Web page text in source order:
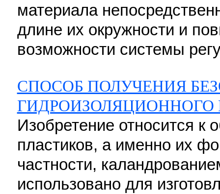
материала
длине их окружности и
возможности системы
СПОСОБ ПОЛУЧЕНИЯ
ГИДРОИЗОЛЯЦИОННОГО
Изобретение относится к
пластиков, а именно их
частности,
использовано для